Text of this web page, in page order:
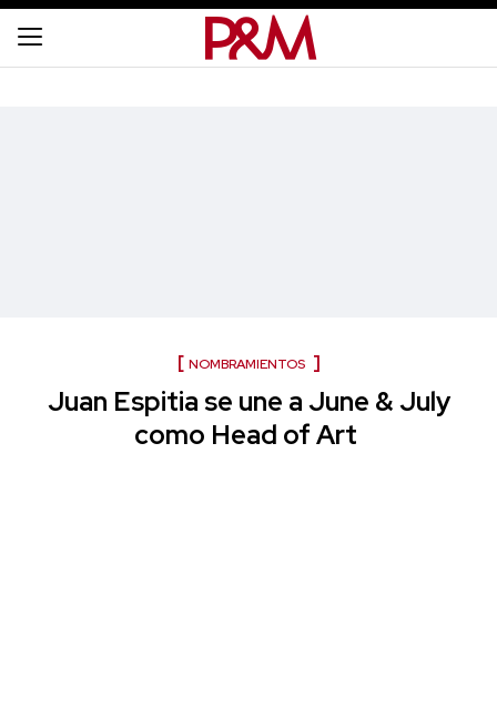
NOMBRAMIENTOS
Juan Espitia se une a June & July
como Head of Art